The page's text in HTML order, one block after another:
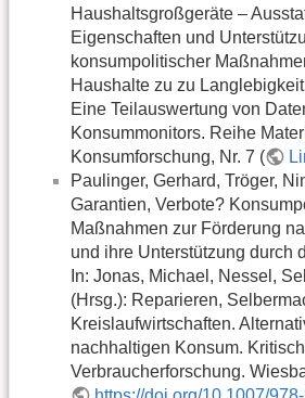
Haushaltsgroßgeräte –
Eigenschaften und
konsumpolitischer
Haushalte zu zu
Eine Teilauswertung von
Konsummonitors. Reihe
Konsumforschung, Nr. 7 (
Paulinger, Gerhard, Tröger,
Garantien, Verbote?
Maßnahmen zur Förderung
und ihre Unterstützung durch
In: Jonas, Michael, Nessel,
(Hrsg.): Reparieren,
Kreislaufwirtschaften.
nachhaltigen Konsum.
Verbraucherforschung.